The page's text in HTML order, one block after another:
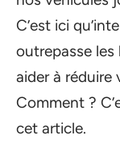
C’est ici
outrepasse
aider à réduire
Comment ?
cet article.